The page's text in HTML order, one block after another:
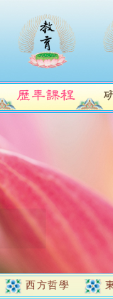
西方哲學